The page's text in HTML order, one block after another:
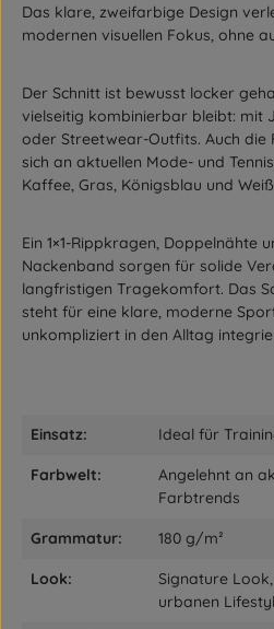
Das klare, zweifarbige Design
modernen visuellen Fokus, ohne
Der Schnitt ist bewusst locker
vielseitig kombinierbar bleibt: mit
oder Streetwear-Outfits. Auch
sich an aktuellen Mode- und
Kaffee, Gras, Königsblau und
Ein 1×1-Rippkragen, Doppelnähte
Nackenband sorgen für solide
langfristigen Tragekomfort. Das
steht für eine klare, moderne
unkompliziert in den Alltag
Einsatz: Ideal für
Farbwelt:
Angelehnt an
Farbtrends
Grammatur: 180 g/m²
Look:
Signature
urbanen